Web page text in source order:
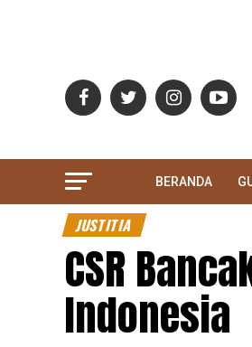
BERANDA
JUSTITIA
CSR
Indonesia